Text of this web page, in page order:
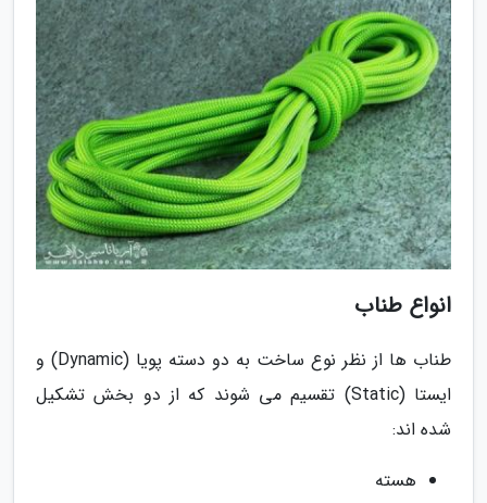
انواع طناب
طناب ها از نظر نوع ساخت به دو دسته پویا (Dynamic) و
ایستا (Static) تقسیم می شوند که از دو بخش تشکیل
شده اند:
هسته